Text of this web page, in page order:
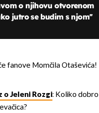
o njihovu otvorenom
jutro se budim s njom''
fanove Momčila Otaševića!
o Jeleni Rozgi: Koliko dobro